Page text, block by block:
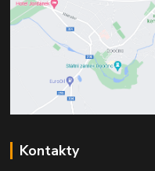
Kontakty